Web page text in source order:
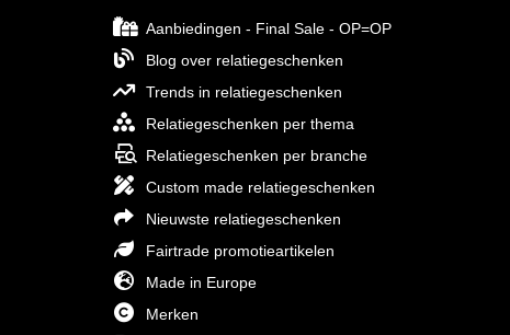
Aanbiedingen - Final Sale - OP=OP
Blog over relatiegeschenken
Trends in relatiegeschenken
Relatiegeschenken per thema
Relatiegeschenken per branche
Custom made relatiegeschenken
Nieuwste relatiegeschenken
Fairtrade promotieartikelen
Made in Europe
Merken